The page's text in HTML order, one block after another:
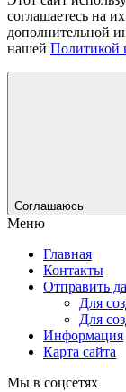
соглашаетесь на
дополнительной
нашей Политикой
Соглашаюсь
Меню
Главная
Контакты
Отправить
Для
Для
Информация
Карта сайта
Мы в соцсетях